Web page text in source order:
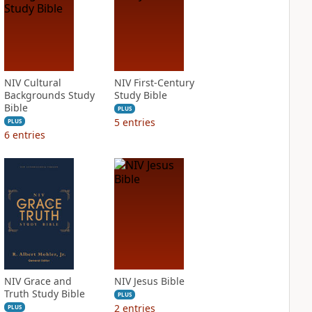
NIV Cultural
Backgrounds Study
Bible
PLUS
6 entries
NIV First-Century
Study Bible
PLUS
5 entries
NIV Grace and
Truth Study Bible
PLUS
NIV Jesus Bible
PLUS
2 entries